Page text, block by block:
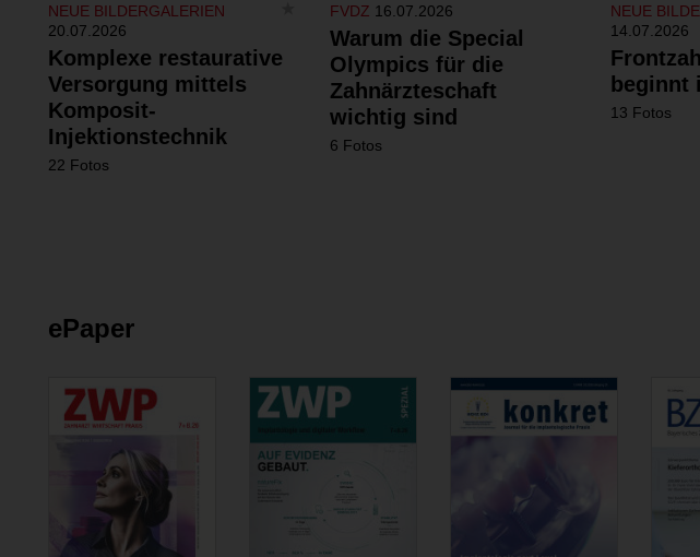
NEUE BILDERGALERIEN
20.07.2026
Komplexe restaurative
Versorgung mittels
Komposit-
Injektionstechnik
22 Fotos
FVDZ 16.07.2026
Warum die Special
Olympics für die
Zahnärzteschaft
wichtig sind
6 Fotos
NEUE
14.07.2026
beginnt
13 Fotos
ePaper